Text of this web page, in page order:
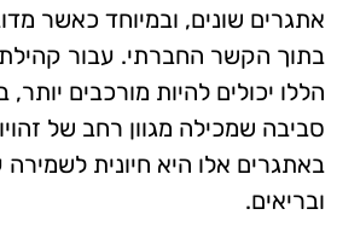
אתגרים שונים, ובמיוחד כאשר
בתוך הקשר החברתי. עבור
הללו יכולים להיות מורכבים
סביבה שמכילה מגוון רחב של
באתגרים אלו היא חיונית לשמירה
ובריאים.